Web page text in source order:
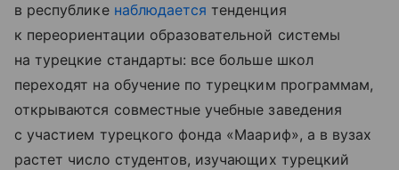
в республике наблюдается тенденция
к переориентации образовательной системы
на турецкие стандарты: все больше школ
переходят на обучение по турецким программам,
открываются совместные учебные заведения
с участием турецкого фонда «Маариф», а в вузах
растет число студентов, изучающих турецкий